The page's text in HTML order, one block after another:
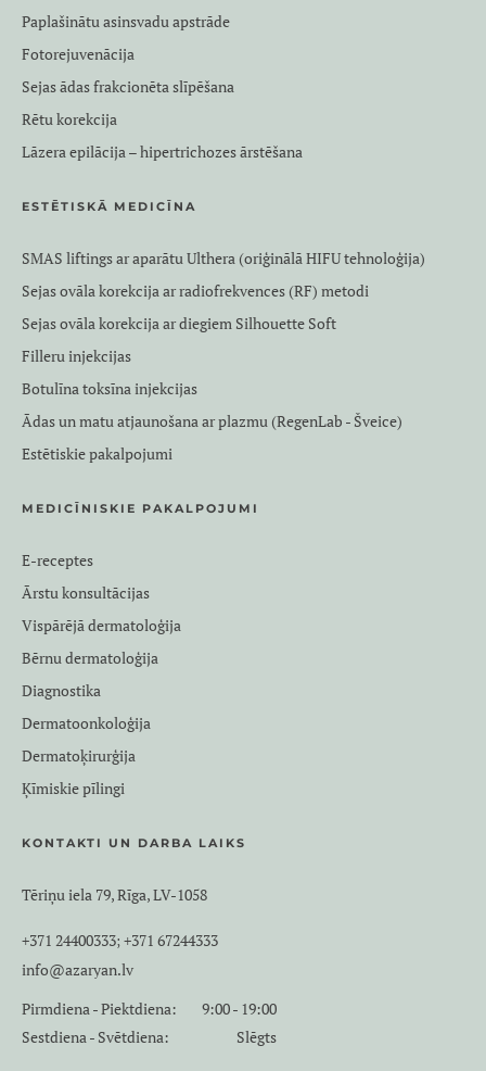
Paplašinātu asinsvadu apstrāde
Fotorejuvenācija
Sejas ādas frakcionēta slīpēšana
Rētu korekcija
Lāzera epilācija – hipertrichozes ārstēšana
ESTĒTISKĀ MEDICĪNA
SMAS liftings ar aparātu Ulthera (oriģinālā HIFU tehnoloģija)
Sejas ovāla korekcija ar radiofrekvences (RF) metodi
Sejas ovāla korekcija ar diegiem Silhouette Soft
Filleru injekcijas
Botulīna toksīna injekcijas
Ādas un matu atjaunošana ar plazmu (RegenLab - Šveice)
Estētiskie pakalpojumi
MEDICĪNISKIE PAKALPOJUMI
E-receptes
Ārstu konsultācijas
Vispārējā dermatoloģija
Bērnu dermatoloģija
Diagnostika
Dermatoonkoloģija
Dermatoķirurģija
Ķīmiskie pīlingi
KONTAKTI UN DARBA LAIKS
Tēriņu iela 79, Rīga, LV-1058
+371 24400333; +371 67244333
info@azaryan.lv
Pirmdiena - Piektdiena:
9:00 - 19:00
Sestdiena - Svētdiena:
Slēgts